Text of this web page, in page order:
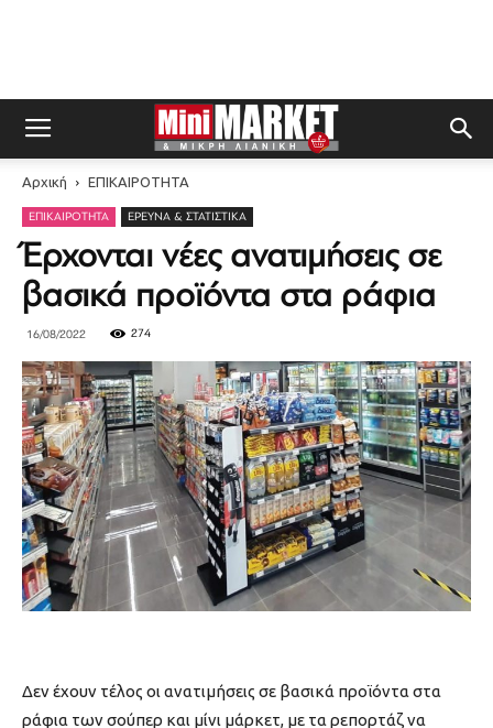
Αρχική ΕΠΙΚΑΙΡΟΤΗΤΑ
ΕΠΙΚΑΙΡΟΤΗΤΑ ΈΡΕΥΝΑ & ΣΤΑΤΙΣΤΙΚΆ
Έρχονται νέες ανατιμήσεις σε
βασικά προϊόντα στα ράφια
16/08/2022 274
Δεν έχουν τέλος οι ανατιμήσεις σε βασικά προϊόντα στα
ράφια των σούπερ και μίνι μάρκετ, με τα ρεπορτάζ να